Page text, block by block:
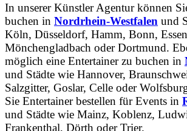
In unserer Künstler Agentur können
buchen in Nordrhein-Westfalen und
Köln, Düsseldorf, Hamm, Bonn,
Mönchengladbach oder Dortmund.
möglich eine Entertainer zu buchen in
und Städte wie Hannover,
Salzgitter, Goslar, Celle oder
Sie Entertainer bestellen für Events in
und Städte wie Mainz, Koblenz,
Frankenthal, Dörth oder Trier.